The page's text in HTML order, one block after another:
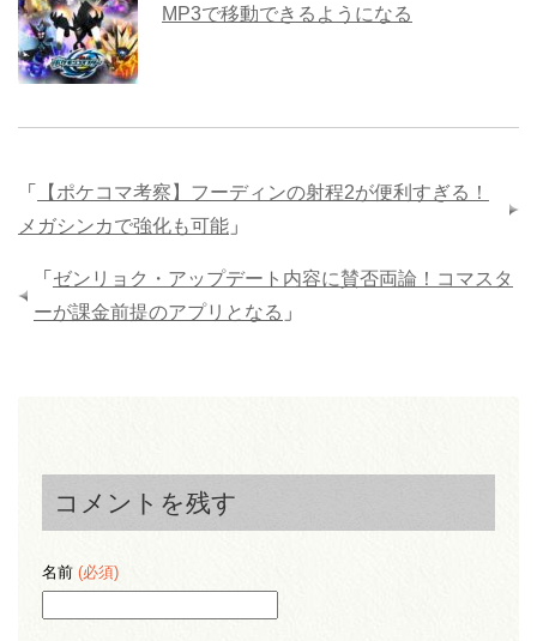
MP3で移動できるようになる
「
【ポケコマ考察】フーディンの射程2が便利すぎる！
メガシンカで強化も可能 」
「 ゼンリョク・アップデート内容に賛否両論！コマスタ
ーが課金前提のアプリとなる 」
コメントを残す
名前 (必須)